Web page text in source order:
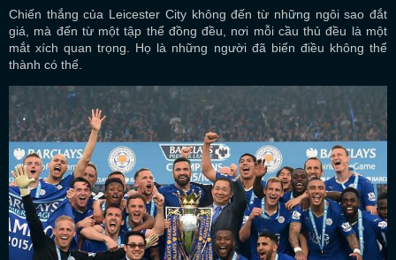
Chiến thắng của Leicester City không đến từ những ngôi sao đắt
giá, mà đến từ một tập thể đồng đều, nơi mỗi cầu thủ đều là một
mắt xích quan trọng. Họ là những người đã biến điều không thể
thành có thể.